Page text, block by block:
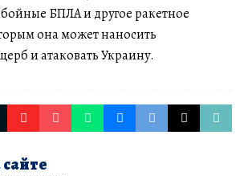
БПЛА и другое ракетное
она может наносить
и атаковать Украину.